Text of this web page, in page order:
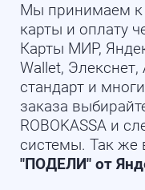
Мы принимаем к
карты и оплату
Карты МИР,
Wallet,
стандарт и
заказа
ROBOKASSA и
системы. Так же
"ПОДЕЛИ" от